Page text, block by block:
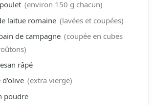
(environ 150 g chacun)
laitue romaine (lavées et coupées)
de campagne (coupée en cubes
râpé
d'olive (extra vierge)
poudre